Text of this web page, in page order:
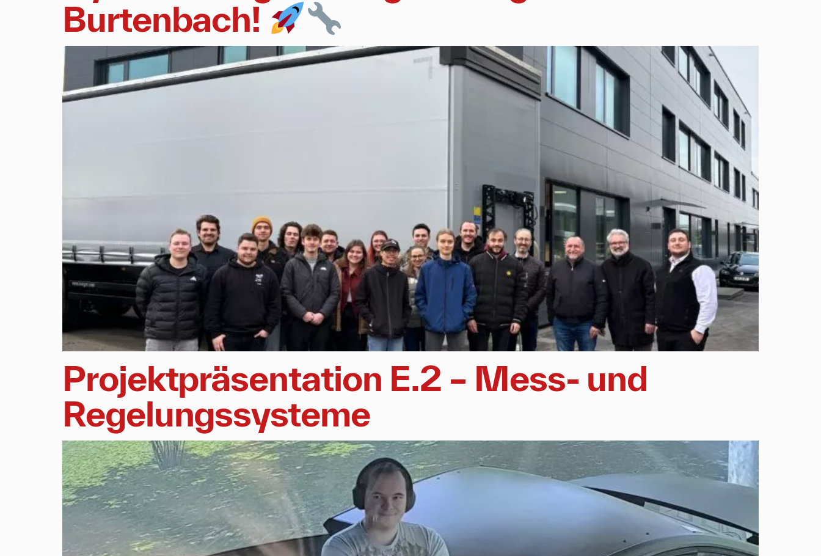
Burtenbach!
Projektpräsentation E.2 – Mess- und
Regelungssysteme